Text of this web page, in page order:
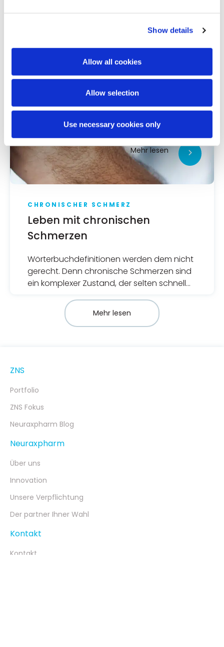
Show details
Allow all cookies
Allow selection
Use necessary cookies only
CHRONISCHER SCHMERZ
Leben mit chronischen
Schmerzen
Wörterbuchdefinitionen werden dem nicht
gerecht. Denn chronische Schmerzen sind
ein komplexer Zustand, der selten schnell
als auch körperliche Anstrengungen
Mehr lesen
Mehr lesen
ZNS
Portfolio
ZNS Fokus
Neuraxpharm Blog
Neuraxpharm
Über uns
Innovation
Unsere Verpflichtung
Der partner Ihner Wahl
Kontakt
Kontakt